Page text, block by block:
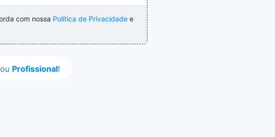
com nossa Política de Privacidade e
ou Profissional!